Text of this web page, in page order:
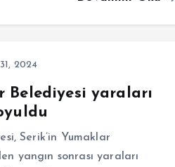
2024
Belediyesi yaraları
Serik’in Yumaklar
yangın sonrası yaraları